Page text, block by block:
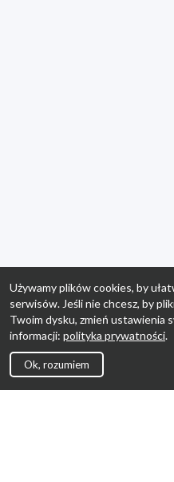
Używamy plików cookies, by
serwisów. Jeśli nie chcesz, by
Twoim dysku, zmień ustawienia
informacji: polityka prywatności.
Ok, rozumiem